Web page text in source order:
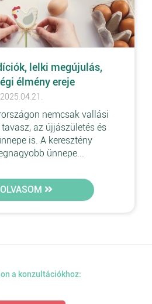
lelki megújulás,
élmény ereje
2025.04.21.
nemcsak vallási
az újjászületés és
is. A keresztény
ünnepe...
a konzultációkhoz: